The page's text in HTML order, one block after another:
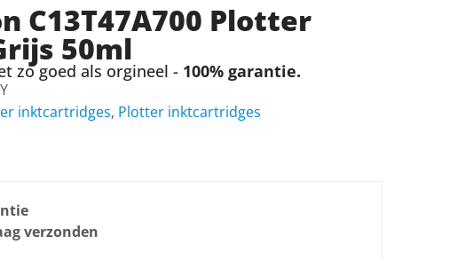
C13T47A700 Plotter
50ml
zo goed als orgineel - 100% garantie.
inktcartridges, Plotter inktcartridges
verzonden